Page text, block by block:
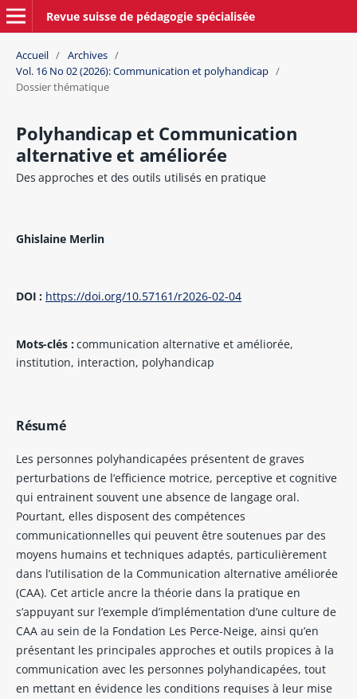
Revue suisse de pédagogie spécialisée
Accueil / Archives /
Vol. 16 No 02 (2026): Communication et polyhandicap /
Dossier thématique
Polyhandicap et Communication
alternative et améliorée
Des approches et des outils utilisés en pratique
Ghislaine Merlin
DOI : https://doi.org/10.57161/r2026-02-04
Mots-clés :communication alternative et améliorée,
institution, interaction, polyhandicap
Résumé
Les personnes polyhandicapées présentent de graves
perturbations de l’efficience motrice, perceptive et cognitive
qui entrainent souvent une absence de langage oral.
Pourtant, elles disposent des compétences
communicationnelles qui peuvent être soutenues par des
moyens humains et techniques adaptés, particulièrement
dans l’utilisation de la Communication alternative améliorée
(CAA). Cet article ancre la théorie dans la pratique en
s’appuyant sur l’exemple d’implémentation d’une culture de
CAA au sein de la Fondation Les Perce-Neige, ainsi qu’en
présentant les principales approches et outils propices à la
communication avec les personnes polyhandicapées, tout
en mettant en évidence les conditions requises à leur mise